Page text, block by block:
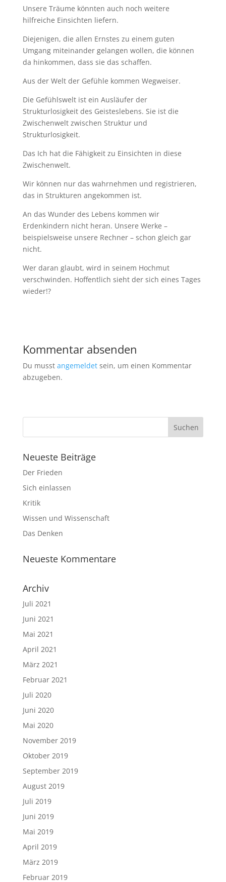
Unsere Träume könnten auch noch weitere
hilfreiche Einsichten liefern.
Diejenigen, die allen Ernstes zu einem guten
Umgang miteinander gelangen wollen, die können
da hinkommen, dass sie das schaffen.
Aus der Welt der Gefühle kommen Wegweiser.
Die Gefühlswelt ist ein Ausläufer der
Strukturlosigkeit des Geisteslebens. Sie ist die
Zwischenwelt zwischen Struktur und
Strukturlosigkeit.
Das Ich hat die Fähigkeit zu Einsichten in diese
Zwischenwelt.
Wir können nur das wahrnehmen und registrieren,
das in Strukturen angekommen ist.
An das Wunder des Lebens kommen wir
Erdenkindern nicht heran. Unsere Werke –
beispielsweise unsere Rechner – schon gleich gar
nicht.
Wer daran glaubt, wird in seinem Hochmut
verschwinden. Hoffentlich sieht der sich eines Tages
wieder!?
Kommentar absenden
Du musst angemeldetsein, um einen Kommentar
abzugeben.
Neueste Beiträge
Der Frieden
Sich einlassen
Kritik
Wissen und Wissenschaft
Das Denken
Neueste Kommentare
Archiv
Juli 2021
Juni 2021
Mai 2021
April 2021
März 2021
Februar 2021
Juli 2020
Juni 2020
Mai 2020
November 2019
Oktober 2019
September 2019
August 2019
Juli 2019
Juni 2019
Mai 2019
April 2019
März 2019
Februar 2019